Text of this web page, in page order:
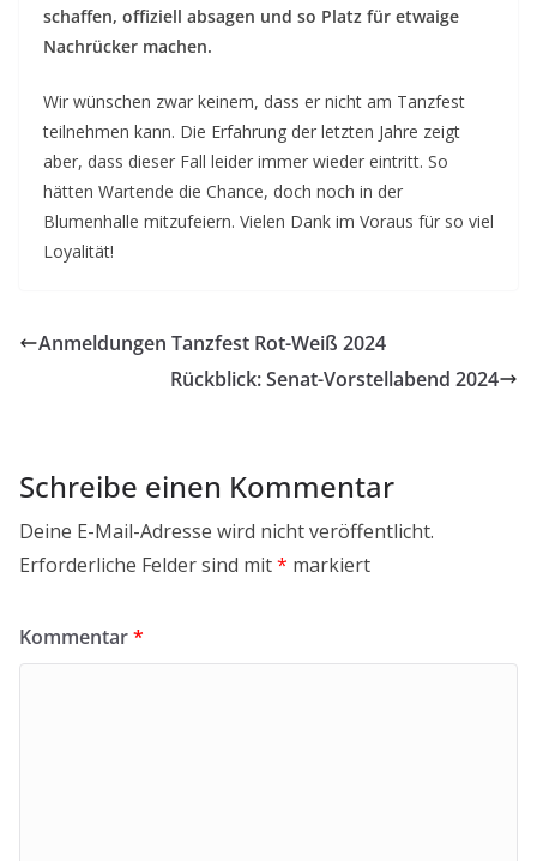
schaffen, offiziell absagen und so Platz für etwaige
Nachrücker machen.
Wir wünschen zwar keinem, dass er nicht am Tanzfest
teilnehmen kann. Die Erfahrung der letzten Jahre zeigt
aber, dass dieser Fall leider immer wieder eintritt. So
hätten Wartende die Chance, doch noch in der
Blumenhalle mitzufeiern. Vielen Dank im Voraus für so viel
Loyalität!
Anmeldungen Tanzfest Rot-Weiß 2024
Rückblick: Senat-Vorstellabend 2024
Schreibe einen Kommentar
Deine E-Mail-Adresse wird nicht veröffentlicht.
Erforderliche Felder sind mit* markiert
Kommentar*